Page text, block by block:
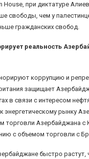
House, при диктатуре
свободы, чем у
гражданских свобод.
реальность
коррупцию и
защищает
в связи с интересом
энергетическому рынку
торговли Азербайджана с
с объемом торговли с
быстро растут,